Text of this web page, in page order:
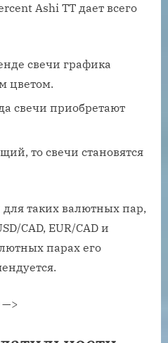
Ashi TT дает всего
свечи графика
цветом.
свечи приобретают
то свечи становятся
таких валютных пар,
CAD, EUR/CAD и
парах его
—>